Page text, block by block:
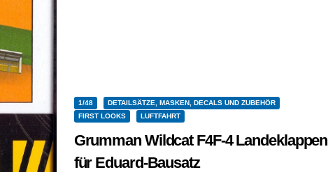
1/48
DETAILSÄTZE, MASKEN, DECALS UND ZUBEHÖR
FIRST LOOKS
LUFTFAHRT
Grumman Wildcat F4F-4 Landeklappen
für Eduard-Bausatz